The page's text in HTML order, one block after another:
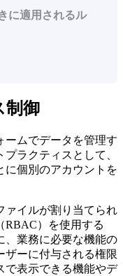
に適用されるル
制御
ームでデータを管理す
ラクティスとして、
に個別のアカウントを
ァイルが割り当てられ
RBAC）を使用する
、業務に必要な機能の
ザーに付与される権限
で表示できる機能やデ